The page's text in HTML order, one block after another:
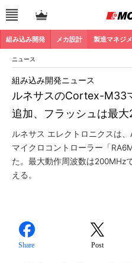
組み込み開発 メカ設計 製造マネジ
ニュース
ルネサスのCortex-M33
追加、フラッシュは最大
組み込み開発ニュース
ルネサス エレクトロニクスは
マイクロコントローラー「
た。最大動作周波数は200MHz
える。
Share Post